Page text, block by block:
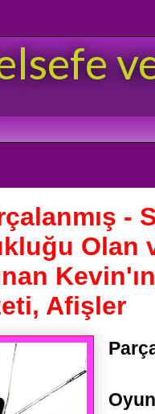
-
Olan
Afişler